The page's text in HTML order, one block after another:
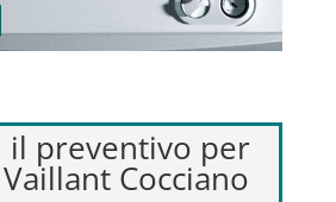
il preventivo per
Cocciano